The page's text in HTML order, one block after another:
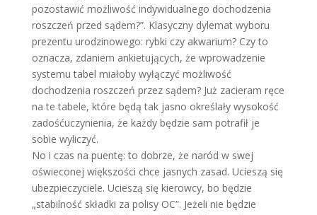
pozostawić możliwość indywidualnego dochodzenia
roszczeń przed sądem?”. Klasyczny dylemat wyboru
prezentu urodzinowego: rybki czy akwarium? Czy to
oznacza, zdaniem ankietujących, że wprowadzenie
systemu tabel miałoby wyłączyć możliwość
dochodzenia roszczeń przez sądem? Już zacieram ręce
na te tabele, które będą tak jasno określały wysokość
zadośćuczynienia, że każdy będzie sam potrafił je
sobie wyliczyć.
No i czas na puentę: to dobrze, że naród w swej
oświeconej większości chce jasnych zasad. Ucieszą się
ubezpieczyciele. Ucieszą się kierowcy, bo będzie
„stabilność składki za polisy OC”. Jeżeli nie będzie